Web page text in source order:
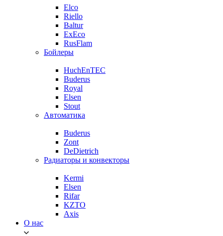
Elco
Riello
Baltur
ExEco
RusFlam
Бойлеры
HuchEnTEC
Buderus
Royal
Elsen
Stout
Автоматика
Buderus
Zont
DeDietrich
Радиаторы и конвекторы
Kermi
Elsen
Rifar
KZTO
Axis
О нас